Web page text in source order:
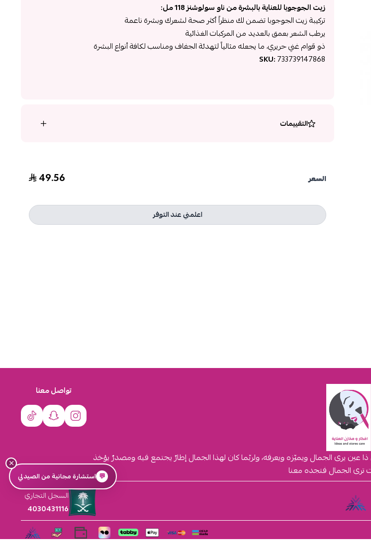
زيت الجوجوبا للعناية بالبشرة من ناو سولوشنز 118 مل:
تركيبة زيت الجوجوبا تضمن لك منظراً أكثر صحة لشعرك وبشرة ناعمة
يرطب الشعر بعمق بالعديد من المركبات الغذائية
ذو قوام غني حريري، ما يجعله مثالياً لتهدئة الجفاف ومناسب لكافة أنواع البشرة
SKU:733739147868
التقييمات
السعر 49.56
اعلمني عند التوفر
يرى الجمال ويميّزه ويعرفه، ولربّما كان لهذا الجمال إطارٌ يجتمع فيه ومصدرٌ يؤخذ
ترى الجمال فتجده معنا
تواصل معنا
السجل التجاري
4030431116
×
💬 استشارة مجانية من الصيدلي